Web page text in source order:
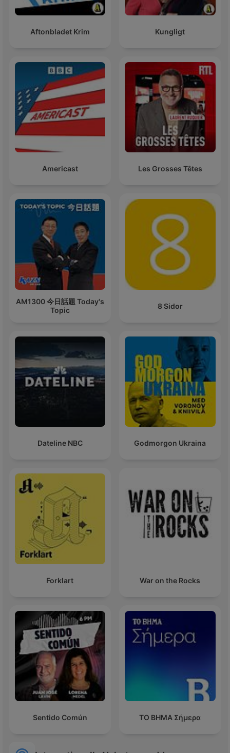
Aftonbladet Krim Kungligt
Americast Les Grosses Têtes
AM1300 今日話題 Today's
Topic
8 Sidor
Dateline NBC Godmorgon Ukraina
Forklart War on the Rocks
Sentido Común ΤΟ ΒΗΜΑ Σήμερα